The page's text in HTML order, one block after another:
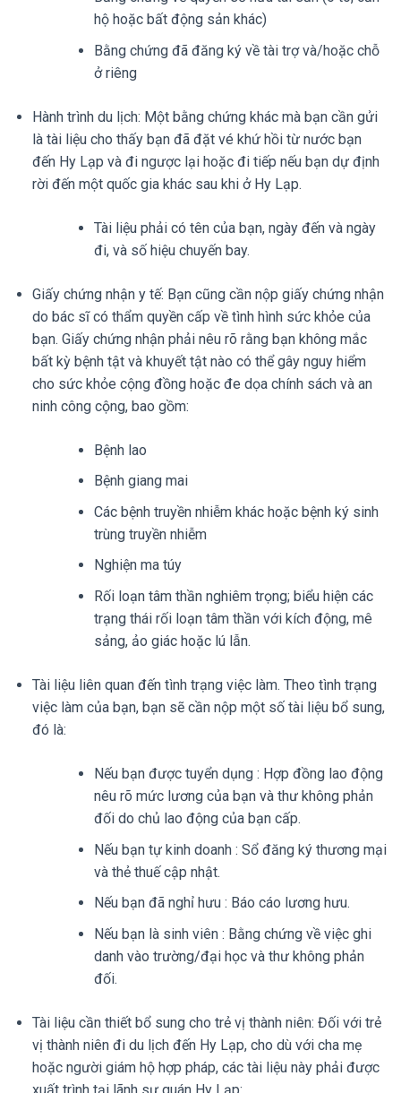
hộ hoặc bất động sản khác)
Bằng chứng đã đăng ký về tài trợ và/hoặc chỗ
ở riêng
Hành trình du lịch: Một bằng chứng khác mà bạn cần gửi
là tài liệu cho thấy bạn đã đặt vé khứ hồi từ nước bạn
đến Hy Lạp và đi ngược lại hoặc đi tiếp nếu bạn dự định
rời đến một quốc gia khác sau khi ở Hy Lạp.
Tài liệu phải có tên của bạn, ngày đến và ngày
đi, và số hiệu chuyến bay.
Giấy chứng nhận y tế: Bạn cũng cần nộp giấy chứng nhận
do bác sĩ có thẩm quyền cấp về tình hình sức khỏe của
bạn. Giấy chứng nhận phải nêu rõ rằng bạn không mắc
bất kỳ bệnh tật và khuyết tật nào có thể gây nguy hiểm
cho sức khỏe cộng đồng hoặc đe dọa chính sách và an
ninh công cộng, bao gồm:
Bệnh lao
Bệnh giang mai
Các bệnh truyền nhiễm khác hoặc bệnh ký sinh
trùng truyền nhiễm
Nghiện ma túy
Rối loạn tâm thần nghiêm trọng; biểu hiện các
trạng thái rối loạn tâm thần với kích động, mê
sảng, ảo giác hoặc lú lẫn.
Tài liệu liên quan đến tình trạng việc làm. Theo tình trạng
việc làm của bạn, bạn sẽ cần nộp một số tài liệu bổ sung,
đó là:
Nếu bạn được tuyển dụng : Hợp đồng lao động
nêu rõ mức lương của bạn và thư không phản
đối do chủ lao động của bạn cấp.
Nếu bạn tự kinh doanh : Sổ đăng ký thương mại
và thẻ thuế cập nhật.
Nếu bạn đã nghỉ hưu : Báo cáo lương hưu.
Nếu bạn là sinh viên : Bằng chứng về việc ghi
danh vào trường/đại học và thư không phản
đối.
Tài liệu cần thiết bổ sung cho trẻ vị thành niên: Đối với trẻ
vị thành niên đi du lịch đến Hy Lạp, cho dù với cha mẹ
hoặc người giám hộ hợp pháp, các tài liệu này phải được